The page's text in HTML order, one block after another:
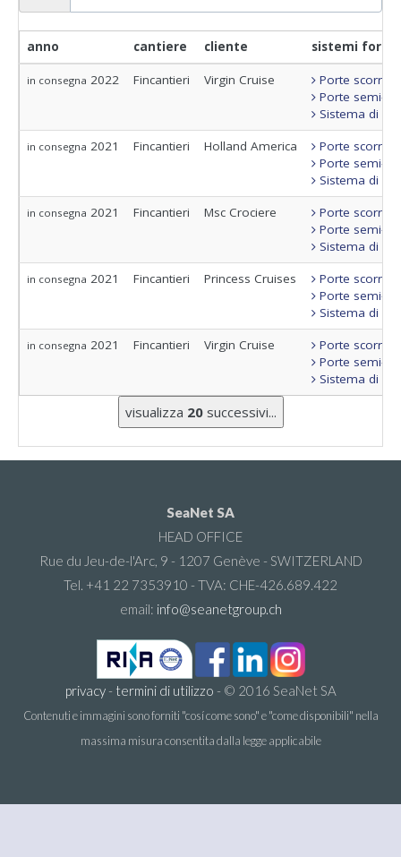
anno cantiere cliente sistemi
in consegna 2022 Fincantieri Virgin Cruise
Porte
Porte semi-
Sistema di
in consegna 2021 Fincantieri Holland America
Porte
Porte semi-
Sistema di
in consegna 2021 Fincantieri Msc Crociere
Porte
Porte semi-
Sistema di
in consegna 2021 Fincantieri Princess Cruises
Porte
Porte semi-
Sistema di
in consegna 2021 Fincantieri Virgin Cruise
Porte
Porte semi-
Sistema di
visualizza 20successivi...
SeaNet SA
HEAD OFFICE
Rue du Jeu-de-l'Arc, 9 - 1207 Genève - SWITZERLAND
Tel. +41 22 7353910 - TVA: CHE-426.689.422
email: info@seanetgroup.ch
privacy- termini di utilizzo - © 2016 SeaNet SA
Contenuti e immagini sono forniti "cosí come sono" e "come disponibili" nella
massima misura consentita dalla legge applicabile